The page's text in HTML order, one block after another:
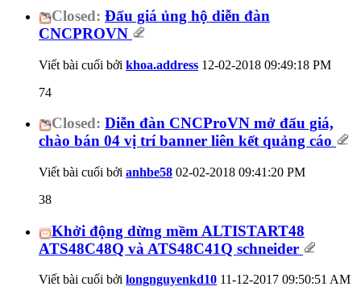
Closed: Đấu giá ủng hộ diễn đàn
CNCPROVN
Viết bài cuối bởi khoa.address 12-02-2018 09:49:18 PM
74
Closed: Diễn đàn CNCProVN mở đấu giá,
chào bán 04 vị trí banner liên kết quảng cáo
Viết bài cuối bởi anhbe58 02-02-2018 09:41:20 PM
38
Khởi động dừng mềm ALTISTART48
ATS48C48Q và ATS48C41Q schneider
Viết bài cuối bởi longnguyenkd10 11-12-2017 09:50:51 AM